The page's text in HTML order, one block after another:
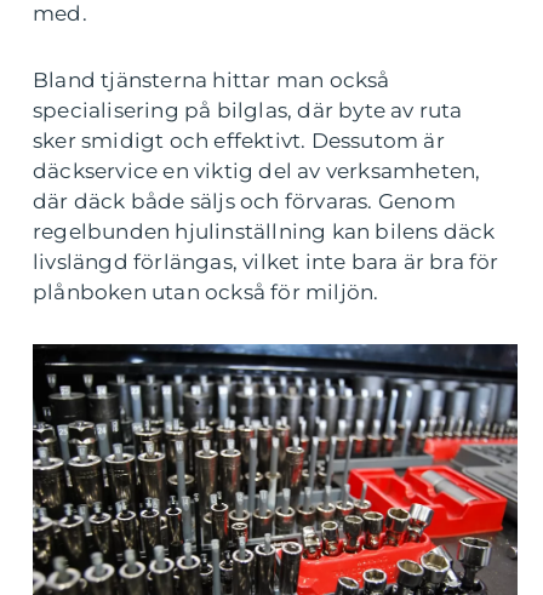
med.
Bland tjänsterna hittar man också
specialisering på bilglas, där byte av ruta
sker smidigt och effektivt. Dessutom är
däckservice en viktig del av verksamheten,
där däck både säljs och förvaras. Genom
regelbunden hjulinställning kan bilens däck
livslängd förlängas, vilket inte bara är bra för
plånboken utan också för miljön.